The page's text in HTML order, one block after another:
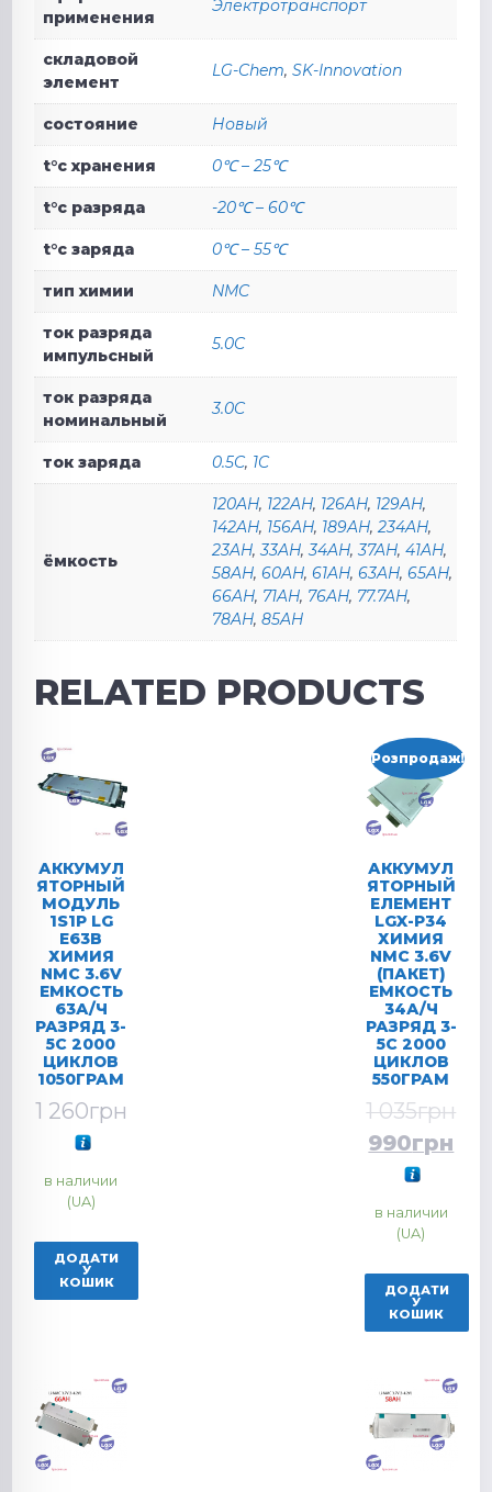
применения
Электротранспорт
складовой
элемент
LG-Chem,SK-Innovation
состояние Новый
t°c хранения 0℃ – 25℃
t°c разряда -20℃ – 60℃
t°c заряда 0℃ – 55℃
тип химии NMC
ток разряда
импульсный
5.0C
ток разряда
номинальный
3.0C
ток заряда 0.5C, 1C
ёмкость
120AH, 122AH, 126AH, 129AH,
142AH, 156AH, 189AH,234AH,
23AH,33AH,34AH,37AH,41AH,
58AH,60AH,61AH,63AH,65AH,
66AH, 71AH, 76AH, 77.7AH,
78AH,85AH
RELATED PRODUCTS
АККУМУЛ
ЯТОРНЫЙ
МОДУЛЬ
1S1P LG
E63B
ХИМИЯ
NMC 3.6V
ЕМКОСТЬ
63А/Ч
РАЗРЯД 3-
5C 2000
ЦИКЛОВ
1050ГРАМ
1 260грн
в наличии
(UA)
ДОДАТИ
У
КОШИК
Розпродаж!
АККУМУЛ
ЯТОРНЫЙ
ЕЛЕМЕНТ
LGX-P34
ХИМИЯ
NMC 3.6V
(ПАКЕТ)
ЕМКОСТЬ
34А/Ч
РАЗРЯД 3-
5C 2000
ЦИКЛОВ
550ГРАМ
1 035грн
990грн
в наличии
(UA)
ДОДАТИ
У
КОШИК